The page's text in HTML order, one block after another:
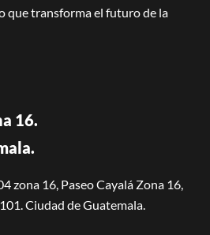
que transforma el futuro de la
16.
zona 16, Paseo Cayalá Zona 16,
Ciudad de Guatemala.